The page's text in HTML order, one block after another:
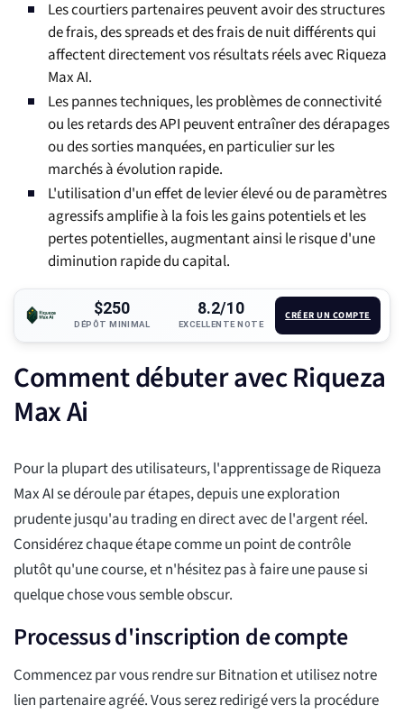
Les courtiers partenaires peuvent avoir des structures
de frais, des spreads et des frais de nuit différents qui
affectent directement vos résultats réels avec Riqueza
Max AI.
Les pannes techniques, les problèmes de connectivité
ou les retards des API peuvent entraîner des dérapages
ou des sorties manquées, en particulier sur les
marchés à évolution rapide.
L'utilisation d'un effet de levier élevé ou de paramètres
agressifs amplifie à la fois les gains potentiels et les
pertes potentielles, augmentant ainsi le risque d'une
diminution rapide du capital.
$250
DÉPÔT MINIMAL
8.2/10
EXCELLENTE NOTE
CRÉER UN COMPTE
Comment débuter avec Riqueza
Max Ai
Pour la plupart des utilisateurs, l'apprentissage de Riqueza
Max AI se déroule par étapes, depuis une exploration
prudente jusqu'au trading en direct avec de l'argent réel.
Considérez chaque étape comme un point de contrôle
plutôt qu'une course, et n'hésitez pas à faire une pause si
quelque chose vous semble obscur.
Processus d'inscription de compte
Commencez par vous rendre sur Bitnation et utilisez notre
lien partenaire agréé. Vous serez redirigé vers la procédure